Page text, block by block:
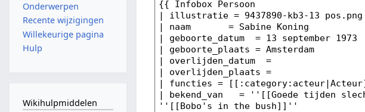
Onderwerpen
Recente wijzigingen
Willekeurige pagina
Hulp
Wikihulpmiddelen